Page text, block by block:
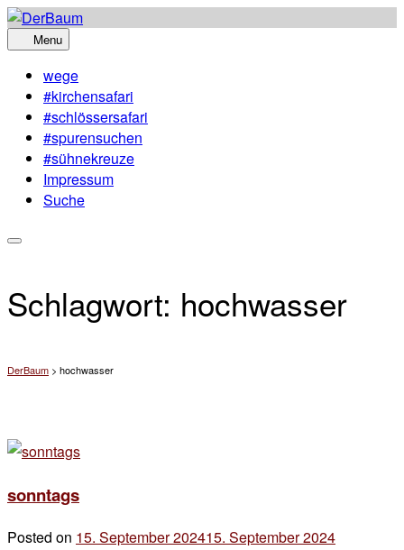
Skip
to
Menu
wege
#kirchensafari
#schlössersafari
#spurensuchen
#sühnekreuze
Impressum
Suche
Schlagwort: hochwasser
DerBaum > hochwasser
sonntags
Posted on 15. September 202415. September 2024